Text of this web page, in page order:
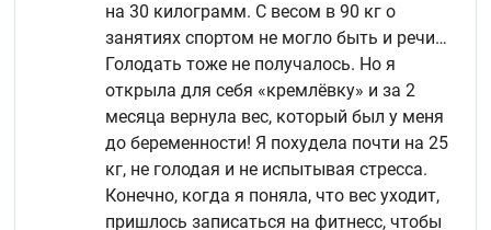
на 30 килограмм. С весом в 90 кг о
занятиях спортом не могло быть и речи…
Голодать тоже не получалось. Но я
открыла для себя «кремлёвку» и за 2
месяца вернула вес, который был у меня
до беременности! Я похудела почти на 25
кг, не голодая и не испытывая стресса.
Конечно, когда я поняла, что вес уходит,
пришлось записаться на фитнесс, чтобы